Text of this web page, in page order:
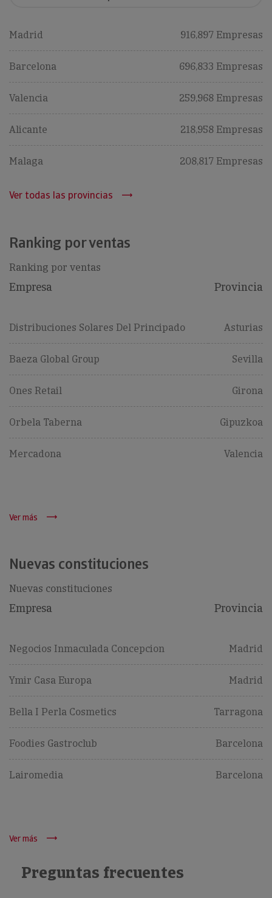
Madrid 916,897 Empresas
Barcelona 696,833 Empresas
Valencia 259,968 Empresas
Alicante 218,958 Empresas
Malaga 208,817 Empresas
Ver todas las provincias
Ranking por ventas
Ranking por ventas
Empresa Provincia
Distribuciones Solares Del Principado Asturias
Baeza Global Group Sevilla
Ones Retail Girona
Orbela Taberna Gipuzkoa
Mercadona Valencia
Ver más
Nuevas constituciones
Nuevas constituciones
Empresa Provincia
Negocios Inmaculada Concepcion Madrid
Ymir Casa Europa Madrid
Bella I Perla Cosmetics Tarragona
Foodies Gastroclub Barcelona
Lairomedia Barcelona
Ver más
Preguntas frecuentes